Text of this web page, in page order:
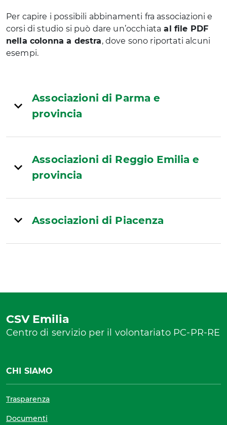
Per capire i possibili abbinamenti fra associazioni e
corsi di studio si può dare un’occhiata al file PDF
nella colonna a destra, dove sono riportati alcuni
esempi.
Associazioni di Parma e
provincia
Associazioni di Reggio Emilia e
provincia
Associazioni di Piacenza
CSV Emilia
Centro di servizio per il volontariato PC-PR-RE
CHI SIAMO
Trasparenza
Documenti